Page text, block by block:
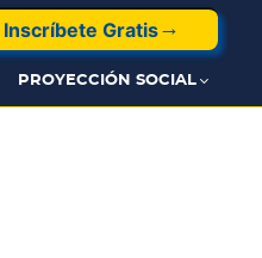
Inscríbete Gratis
PROYECCIÓN SOCIAL